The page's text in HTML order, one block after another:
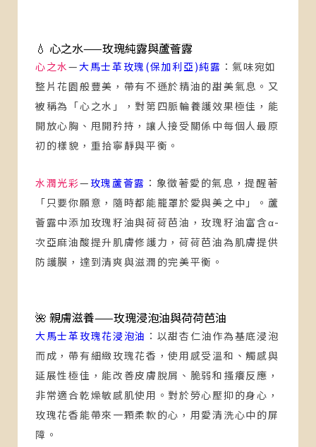
💧 心之水——玫瑰純露與蘆薈露
心之水—大馬士革玫瑰(保加利亞)純露 ：氣味宛如
整片花園般豐美，帶有不遜於精油的甜美氣息。又
被稱為「心之水」，對第四脈輪養護效果極佳，能
開放心胸、甩開矜持，讓人接受關係中每個人最原
初的樣貌，重拾寧靜與平衡。
水潤光彩— 玫瑰蘆薈露 ： 象徵著愛的氣息，提醒著
「只要你願意，隨時都能籠罩於愛與美之中」。蘆
薈露中添加玫瑰籽油與荷荷芭油，玫瑰籽油富含α-
次亞麻油酸提升肌膚修護力，荷荷芭油為肌膚提供
防護膜，達到清爽與滋潤的完美平衡。
🌺 親膚滋養——玫瑰浸泡油與荷荷芭油
大馬士革玫瑰花浸泡油 ： 以甜杏仁油作為基底浸泡
而成，帶有細緻玫瑰花香，使用感受溫和、觸感與
延展性極佳，能改善皮膚脫屑、脆弱和搔癢反應，
非常適合乾燥敏感肌使用。對於勞心壓抑的身心，
玫瑰花香能帶來一顆柔軟的心，用愛清洗心中的屏
障。